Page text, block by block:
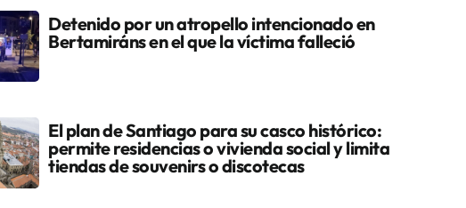
Detenido por un atropello intencionado en
Bertamiráns en el que la víctima falleció
El plan de Santiago para su casco histórico:
permite residencias o vivienda social y limita
tiendas de souvenirs o discotecas